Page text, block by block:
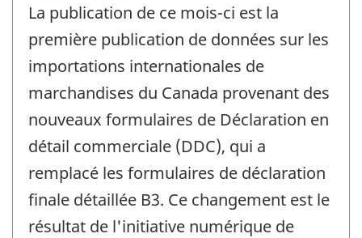
référence
de
changement
-
La publication de ce mois-ci est la
première publication de données sur les
importations internationales de
marchandises du Canada provenant des
nouveaux formulaires de Déclaration en
détail commerciale (DDC), qui a
remplacé les formulaires de déclaration
finale détaillée B3. Ce changement est le
résultat de l'initiative numérique de